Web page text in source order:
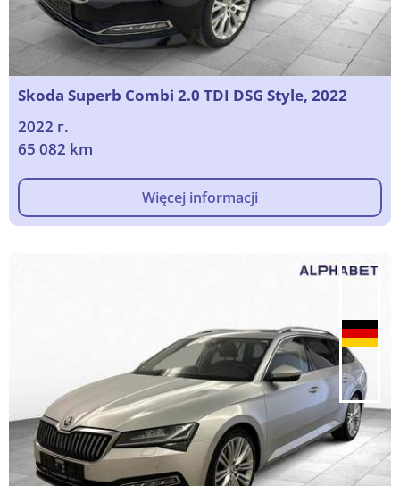
Skoda Superb Combi 2.0 TDI DSG Style, 2022
2022 г.
65 082 km
Więcej informacji